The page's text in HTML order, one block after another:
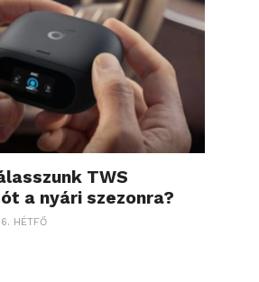
TWS
a nyári szezonra?
HÉTFŐ